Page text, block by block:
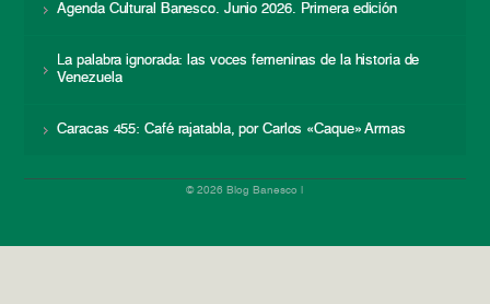
Agenda Cultural Banesco. Junio 2026. Primera edición
La palabra ignorada: las voces femeninas de la historia de
Venezuela
Caracas 455: Café rajatabla, por Carlos «Caque» Armas
© 2026 Blog Banesco |